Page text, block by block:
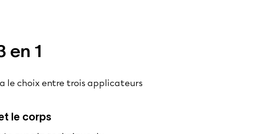
en 1
le choix entre trois applicateurs
le corps